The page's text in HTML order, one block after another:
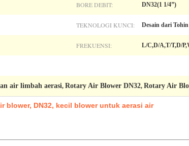
BORE DEBIT: DN32(1 1/4”)
TEKNOLOGI KUNCI: Desain dari
FREKUENSI: L/C,D/A,T/T,D/
air limbah aerasi, Rotary Air Blower DN32, Rotary Air
blower, DN32, kecil blower untuk aerasi air